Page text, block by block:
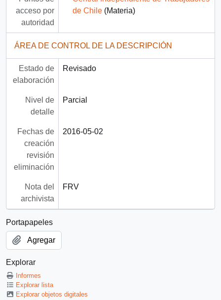
acceso por
autoridad
de Chile(Materia)
ÁREA DE CONTROL DE LA DESCRIPCIÓN
Estado de
elaboración
Revisado
Nivel de
detalle
Parcial
Fechas de
creación
revisión
eliminación
2016-05-02
Nota del
archivista
FRV
Portapapeles
Agregar
Explorar
Informes
Explorar lista
Explorar objetos digitales